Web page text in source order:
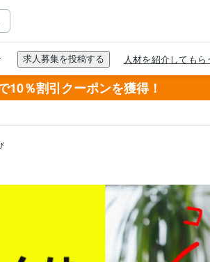
10％割引クーポンを獲得！